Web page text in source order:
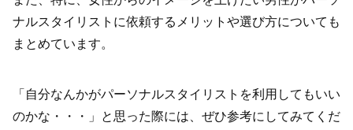
ナルスタイリストに依頼するメリットや選び方についても
まとめています。
「自分なんかがパーソナルスタイリストを利用してもいい
のかな・・・」と思った際には、ぜひ参考にしてみてくだ